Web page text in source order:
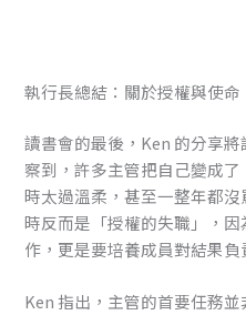
執行長總結：關於授權與使命
讀書會的最後，Ken 的分享
察到，許多主管把自己變成
時太過溫柔，甚至一整年都
時反而是「授權的失職」，
作，更是要培養成員對結果負
Ken 指出，主管的首要任務